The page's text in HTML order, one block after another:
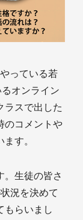
っている若
オンライン
ラスで出した
のコメントや
す。
。生徒の皆さ
況を決めて
もらいまし